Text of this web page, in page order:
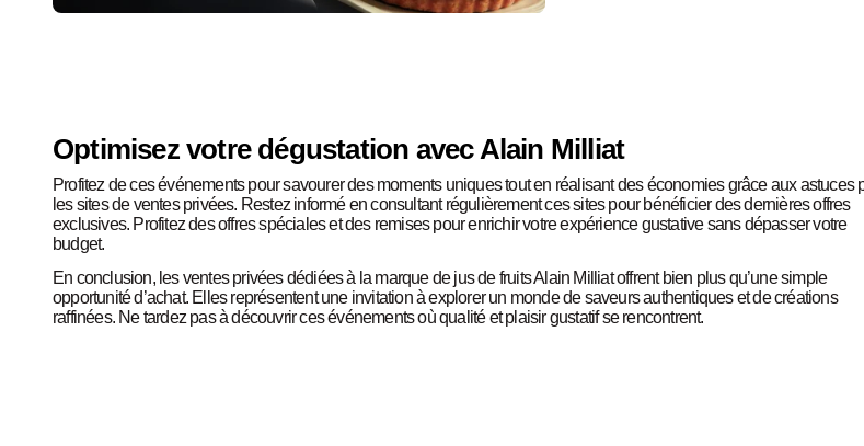
Optimisez votre dégustation avec Alain Milliat
Profitez de ces événements pour savourer des moments uniques tout en réalisant des économies grâce aux astuces
les sites de ventes privées. Restez informé en consultant régulièrement ces sites pour bénéficier des dernières offres
exclusives. Profitez des offres spéciales et des remises pour enrichir votre expérience gustative sans dépasser votre
budget.
En conclusion, les ventes privées dédiées à la marque de jus de fruits Alain Milliat offrent bien plus qu’une simple
opportunité d’achat. Elles représentent une invitation à explorer un monde de saveurs authentiques et de créations
raffinées. Ne tardez pas à découvrir ces événements où qualité et plaisir gustatif se rencontrent.